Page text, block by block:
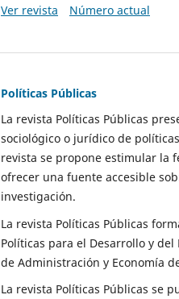
Ver revista
Número actual
Políticas Públicas
La revista Políticas Públicas
sociológico o jurídico de
revista se propone estimular la
ofrecer una fuente accesible
investigación.
La revista Políticas Públicas
Políticas para el Desarrollo y
de Administración y Economía
La revista Políticas Públicas se